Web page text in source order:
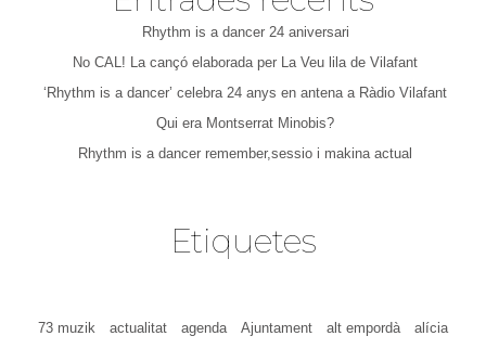
Rhythm is a dancer 24 aniversari
No CAL! La cançó elaborada per La Veu lila de Vilafant
‘Rhythm is a dancer’ celebra 24 anys en antena a Ràdio Vilafant
Qui era Montserrat Minobis?
Rhythm is a dancer remember,sessio i makina actual
Etiquetes
73 muzik actualitat agenda Ajuntament alt empordà
alícia